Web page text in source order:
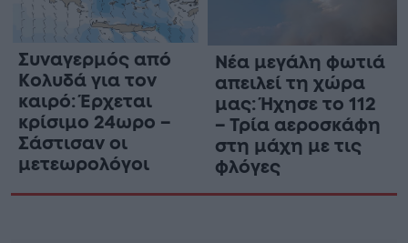
Συναγερμός από
Κολυδά για τον
καιρό: Έρχεται
κρίσιμο 24ωρο –
Σάστισαν οι
μετεωρολόγοι
Νέα μεγάλη φωτιά
απειλεί τη χώρα
μας: Ήχησε το 112
– Τρία αεροσκάφη
στη μάχη με τις
φλόγες